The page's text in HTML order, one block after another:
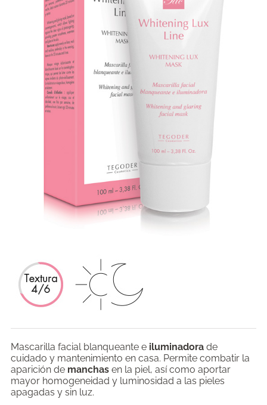
Mascarilla facial blanqueante e iluminadora de
cuidado y mantenimiento en casa. Permite combatir la
aparición de manchas en la piel, así como aportar
mayor homogeneidad y luminosidad a las pieles
apagadas y sin luz.